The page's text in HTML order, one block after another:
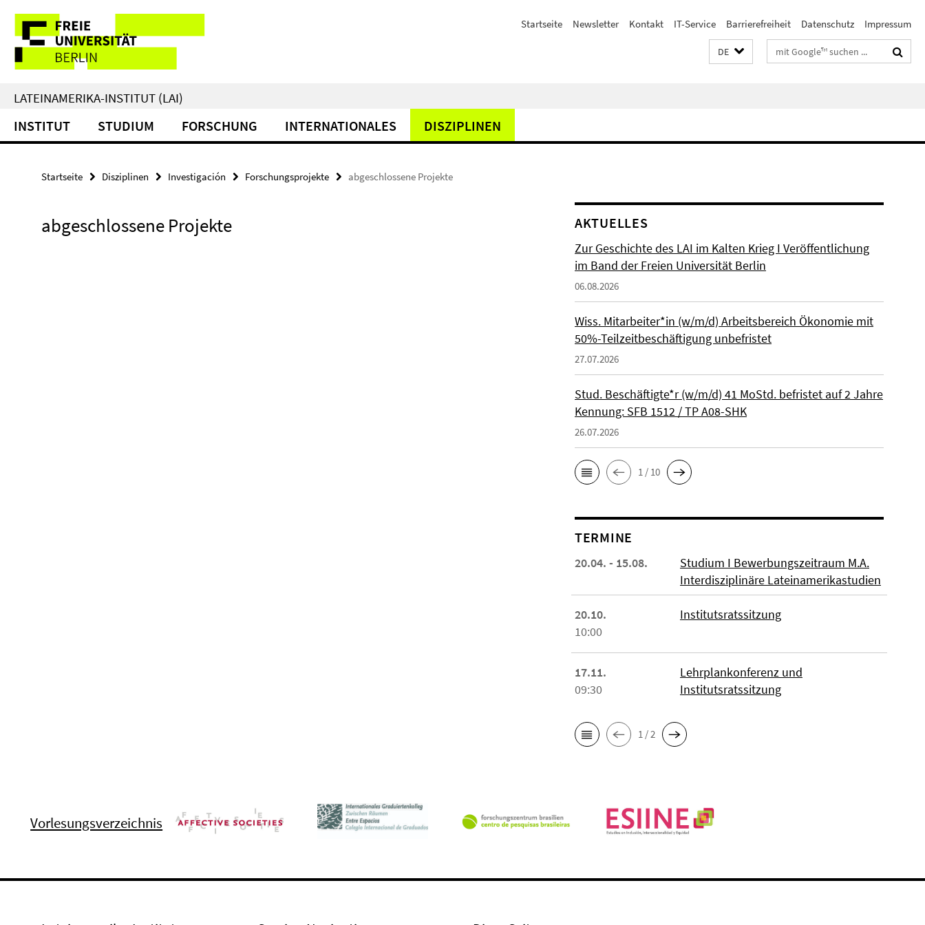
direkt
Inhalt
Service-
Navigation
Startseite Newsletter Kontakt IT-Service Barrierefreiheit Datenschutz Impressum
DE Suchbegriffe
LATEINAMERIKA-INSTITUT (LAI)
INSTITUT STUDIUM FORSCHUNG INTERNATIONALES DISZIPLINEN
Startseite Disziplinen Investigación Forschungsprojekte abgeschlossene Projekte
abgeschlossene Projekte AKTUELLES
Zur Geschichte des LAI im Kalten Krieg I Veröffentlichung
im Band der Freien Universität Berlin
06.08.2026
Wiss. Mitarbeiter*in (w/m/d) Arbeitsbereich Ökonomie mit
50%-Teilzeitbeschäftigung unbefristet
27.07.2026
Stud. Beschäftigte*r (w/m/d) 41 MoStd. befristet auf 2 Jahre
Kennung: SFB 1512 / TP A08-SHK
26.07.2026
1 / 10
TERMINE
20.04. - 15.08.
Studium I Bewerbungszeitraum M.A.
Interdisziplinäre Lateinamerikastudien
20.10.
10:00
Institutsratssitzung
17.11.
09:30
Lehrplankonferenz und
Institutsratssitzung
1 / 2
Vorlesungsverzeichnis